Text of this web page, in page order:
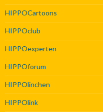
HIPPOCartoons
HIPPOclub
HIPPOexperten
HIPPOforum
HIPPOlinchen
HIPPOlink